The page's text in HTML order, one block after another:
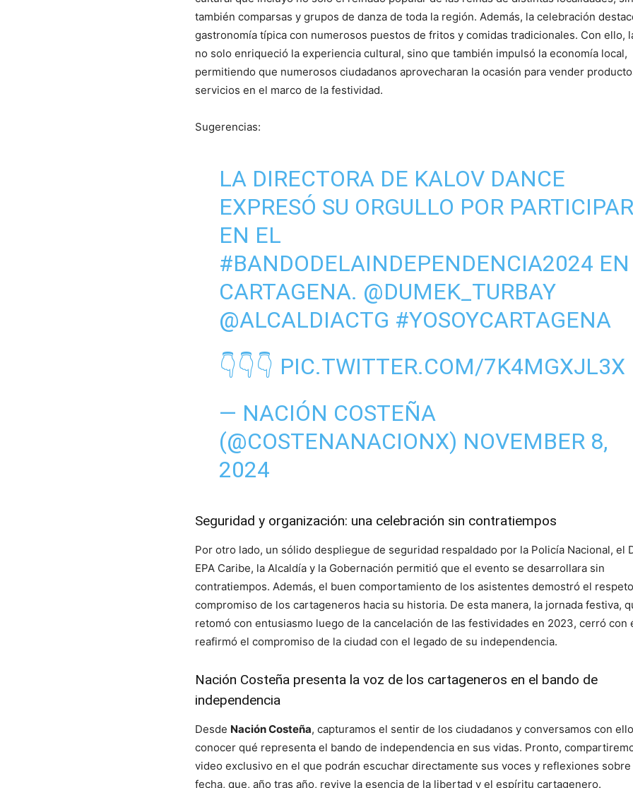
también comparsas y grupos de danza de toda la región. Además, la celebración
gastronomía típica con numerosos puestos de fritos y comidas tradicionales. Con ello,
no solo enriqueció la experiencia cultural, sino que también impulsó la economía local,
permitiendo que numerosos ciudadanos aprovecharan la ocasión para vender
servicios en el marco de la festividad.
Sugerencias:
LA DIRECTORA DE KALOV DANCE
EXPRESÓ SU ORGULLO POR PARTICIPAR
EN EL
#BANDODELAINDEPENDENCIA2024 EN
CARTAGENA. @DUMEK_TURBAY
@ALCALDIACTG #YOSOYCARTAGENA
👇👇👇 PIC.TWITTER.COM/7K4MGXJL3X
— NACIÓN COSTEÑA
(@COSTENANACIONX) NOVEMBER 8,
2024
Seguridad y organización: una celebración sin contratiempos
Por otro lado, un sólido despliegue de seguridad respaldado por la Policía Nacional, el
EPA Caribe, la Alcaldía y la Gobernación permitió que el evento se desarrollara sin
contratiempos. Además, el buen comportamiento de los asistentes demostró el
compromiso de los cartageneros hacia su historia. De esta manera, la jornada festiva,
retomó con entusiasmo luego de la cancelación de las festividades en 2023, cerró con
reafirmó el compromiso de la ciudad con el legado de su independencia.
Nación Costeña presenta la voz de los cartageneros en el bando de
independencia
Desde Nación Costeña, capturamos el sentir de los ciudadanos y conversamos con
conocer qué representa el bando de independencia en sus vidas. Pronto,
video exclusivo en el que podrán escuchar directamente sus voces y reflexiones sobre
fecha, que, año tras año, revive la esencia de la libertad y el espíritu cartagenero.